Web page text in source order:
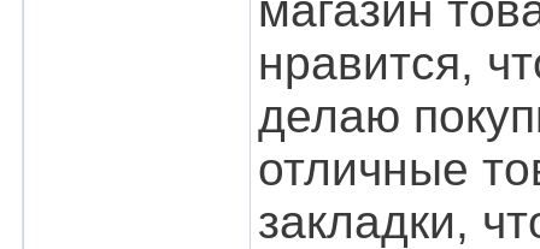
нравится,
делаю
отличные
закладки,